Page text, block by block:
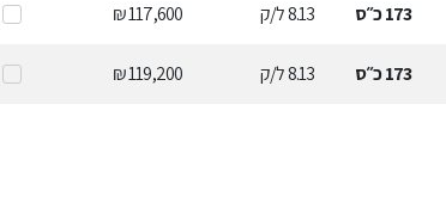
173כ״ס 8.13ל/ק 117,600 ₪
173כ״ס 8.13ל/ק 119,200 ₪